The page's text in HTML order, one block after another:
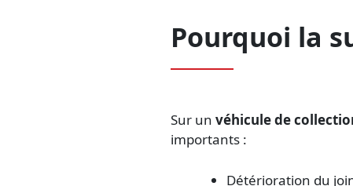
Pourquoi la
Sur un véhicule de
importants :
Détérioration du